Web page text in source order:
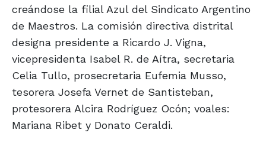
creándose la filial Azul del Sindicato Argentino
de Maestros. La comisión directiva distrital
designa presidente a Ricardo J. Vigna,
vicepresidenta Isabel R. de Aítra, secretaria
Celia Tullo, prosecretaria Eufemia Musso,
tesorera Josefa Vernet de Santisteban,
protesorera Alcira Rodríguez Ocón; voales:
Mariana Ribet y Donato Ceraldi.